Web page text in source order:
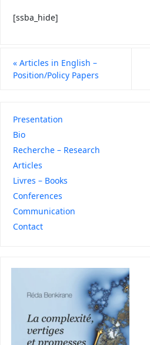
[ssba_hide]
« Articles in English –
Position/Policy Papers
Presentation
Bio
Recherche – Research
Articles
Livres – Books
Conferences
Communication
Contact